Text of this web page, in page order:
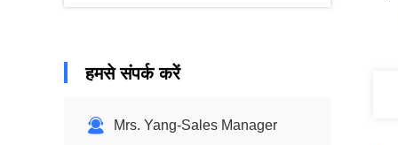
हमसे संपर्क करें
Mrs. Yang-Sales Manager